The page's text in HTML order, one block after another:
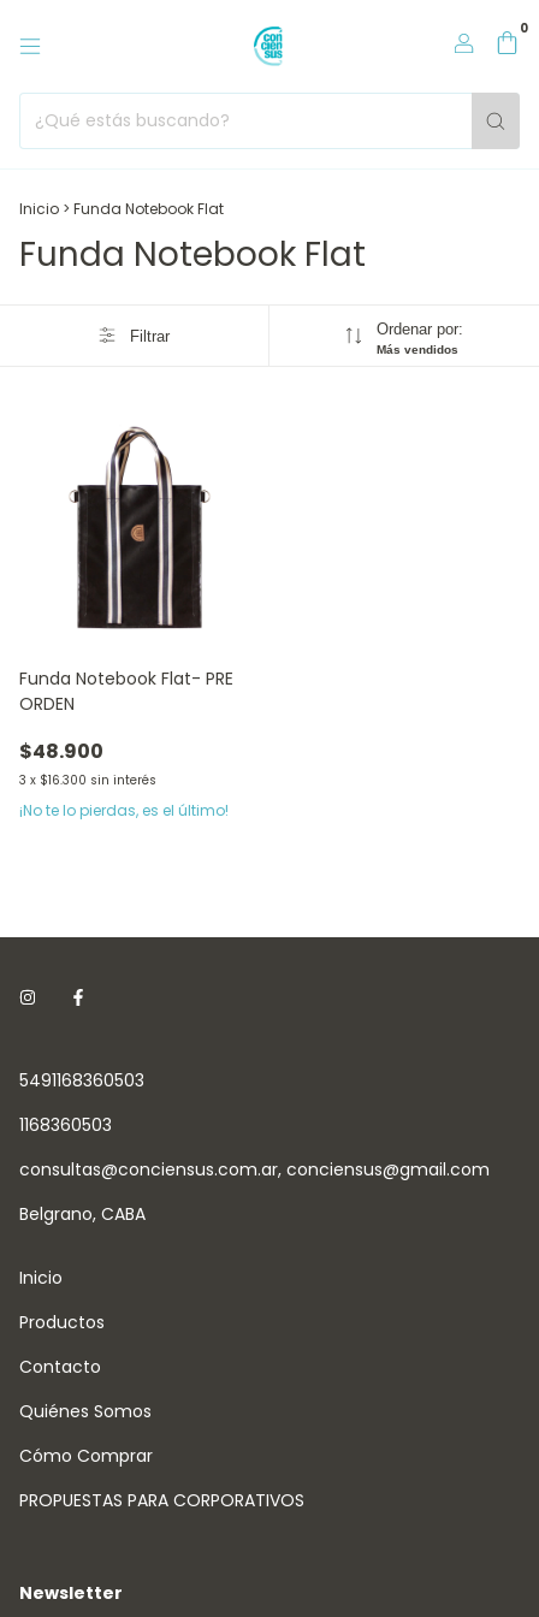
0
Inicio > Funda Notebook Flat
Funda Notebook Flat
Filtrar Ordenar por:
Más vendidos
Funda Notebook Flat- PRE
ORDEN
$48.900
3 x $16.300 sin interés
¡No te lo pierdas, es el último!
5491168360503
1168360503
consultas@conciensus.com.ar, conciensus@gmail.com
Belgrano, CABA
Inicio
Productos
Contacto
Quiénes Somos
Cómo Comprar
PROPUESTAS PARA CORPORATIVOS
Newsletter